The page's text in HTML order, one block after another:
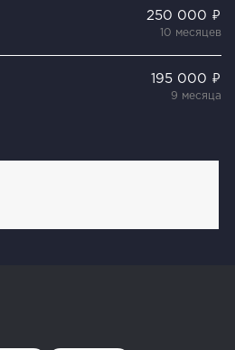
250 000 ₽
10 месяцев
195 000 ₽
9 месяца